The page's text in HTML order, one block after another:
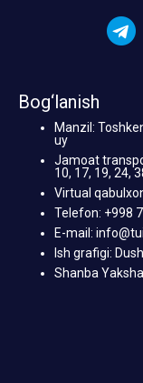
Bog‘lanish
Manzil:
uy
Jamoat
10, 17, 19, 24,
Virtual
Telefon: +998
E-mail:
Ish grafigi:
Shanba